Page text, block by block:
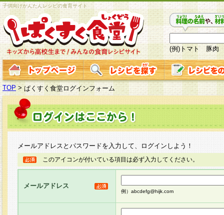
子供向けかんたんレシピの食育サイト
(例)トマト 豚肉
TOP > ぱくすく食堂ログインフォーム
メールアドレスとパスワードを入力して、ログインしよう！
このアイコンが付いている項目は必ず入力してください。
メールアドレス
例）abcdefg@hijk.com